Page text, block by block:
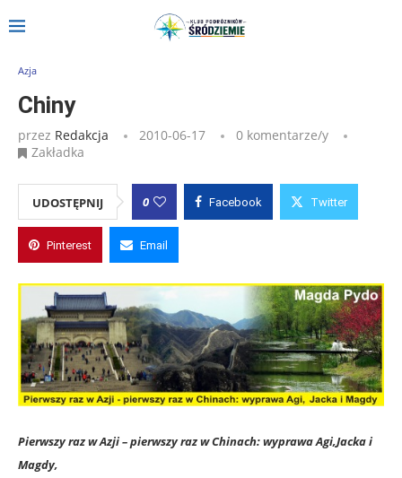
Strona główna Chiny
Azja
Chiny
przez Redakcja 2010-06-17
0 komentarze/y
Zakładka
UDOSTĘPNIJ 0 Facebook Twitter
Pinterest Email
Pierwszy raz w Azji – pierwszy raz w Chinach: wyprawa Agi,Jacka i
Magdy,